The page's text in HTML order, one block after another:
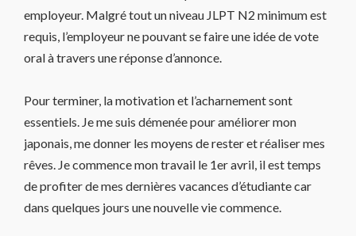
employeur. Malgré tout un niveau JLPT N2 minimum est
requis, l’employeur ne pouvant se faire une idée de vote
oral à travers une réponse d’annonce.
Pour terminer, la motivation et l’acharnement sont
essentiels. Je me suis démenée pour améliorer mon
japonais, me donner les moyens de rester et réaliser mes
rêves. Je commence mon travail le 1er avril, il est temps
de profiter de mes dernières vacances d’étudiante car
dans quelques jours une nouvelle vie commence.